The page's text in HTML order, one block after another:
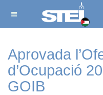
Aprovada
d’Ocupació
GOIB